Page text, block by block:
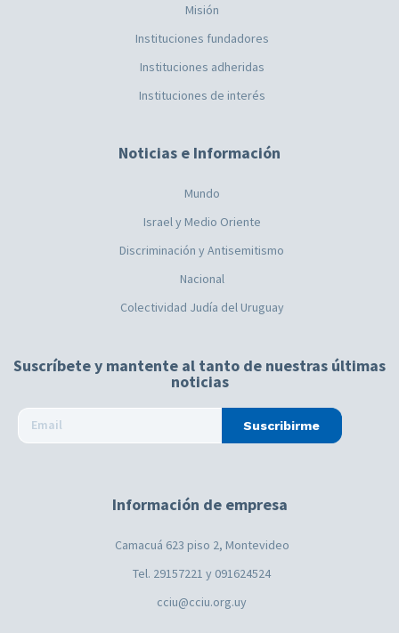
Misión
Instituciones fundadores
Instituciones adheridas
Instituciones de interés
Noticias e Información
Mundo
Israel y Medio Oriente
Discriminación y Antisemitismo
Nacional
Colectividad Judía del Uruguay
Suscríbete y mantente al tanto de nuestras últimas
noticias
Suscribirme
Información de empresa
Camacuá 623 piso 2, Montevideo
Tel. 29157221 y 091624524
cciu@cciu.org.uy